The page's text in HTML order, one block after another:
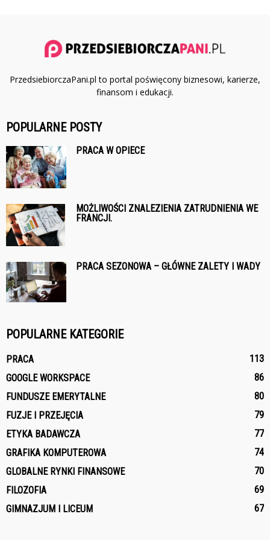
PrzedsiebiorczaPani.pl to portal poświęcony biznesowi, karierze,
finansom i edukacji.
POPULARNE POSTY
PRACA W OPIECE
MOŻLIWOŚCI ZNALEZIENIA ZATRUDNIENIA WE
FRANCJI.
PRACA SEZONOWA – GŁÓWNE ZALETY I WADY
POPULARNE KATEGORIE
PRACA
113
GOOGLE WORKSPACE
86
FUNDUSZE EMERYTALNE
80
FUZJE I PRZEJĘCIA
79
ETYKA BADAWCZA
77
GRAFIKA KOMPUTEROWA
74
GLOBALNE RYNKI FINANSOWE
70
FILOZOFIA
69
GIMNAZJUM I LICEUM
67